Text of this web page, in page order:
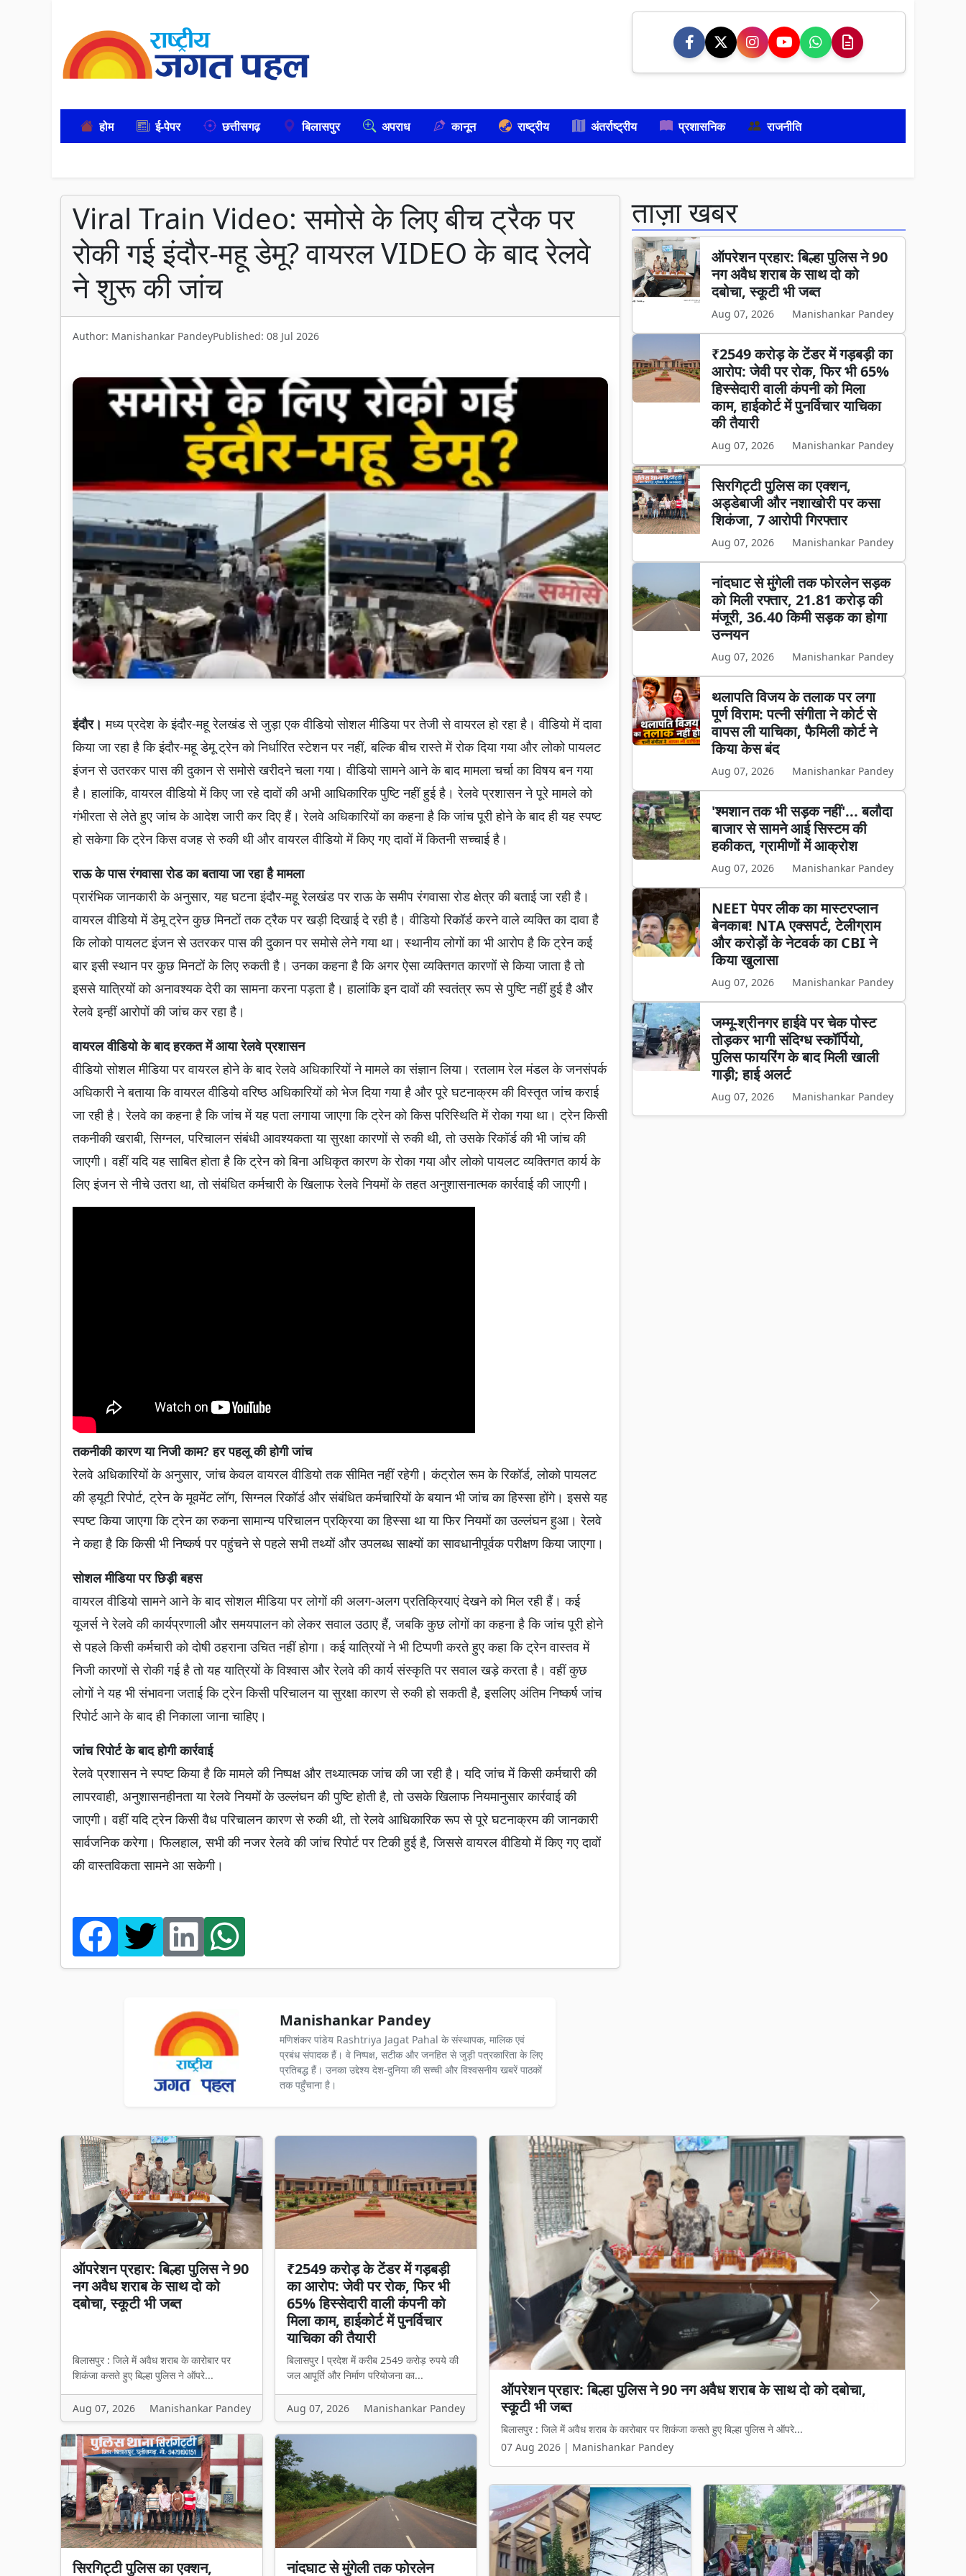
होम ई-पेपर छत्तीसगढ़ बिलासपुर अपराध कानून राष्ट्रीय अंतर्राष्ट्रीय प्रशासनिक राजनीति
Viral Train Video: समोसे के लिए बीच ट्रैक पर
रोकी गई इंदौर-महू डेमू? वायरल VIDEO के बाद रेलवे
ने शुरू की जांच
Author: Manishankar PandeyPublished: 08 Jul 2026
इंदौर। मध्य प्रदेश के इंदौर-महू रेलखंड से जुड़ा एक वीडियो सोशल मीडिया पर तेजी से वायरल हो रहा है। वीडियो में दावा
किया जा रहा है कि इंदौर-महू डेमू ट्रेन को निर्धारित स्टेशन पर नहीं, बल्कि बीच रास्ते में रोक दिया गया और लोको पायलट
इंजन से उतरकर पास की दुकान से समोसे खरीदने चला गया। वीडियो सामने आने के बाद मामला चर्चा का विषय बन गया
है। हालांकि, वायरल वीडियो में किए जा रहे दावों की अभी आधिकारिक पुष्टि नहीं हुई है। रेलवे प्रशासन ने पूरे मामले को
गंभीरता से लेते हुए जांच के आदेश जारी कर दिए हैं। रेलवे अधिकारियों का कहना है कि जांच पूरी होने के बाद ही यह स्पष्ट
हो सकेगा कि ट्रेन किस वजह से रुकी थी और वायरल वीडियो में किए गए दावों में कितनी सच्चाई है।
राऊ के पास रंगवासा रोड का बताया जा रहा है मामला
प्रारंभिक जानकारी के अनुसार, यह घटना इंदौर-महू रेलखंड पर राऊ के समीप रंगवासा रोड क्षेत्र की बताई जा रही है।
वायरल वीडियो में डेमू ट्रेन कुछ मिनटों तक ट्रैक पर खड़ी दिखाई दे रही है। वीडियो रिकॉर्ड करने वाले व्यक्ति का दावा है
कि लोको पायलट इंजन से उतरकर पास की दुकान पर समोसे लेने गया था। स्थानीय लोगों का भी आरोप है कि ट्रेन कई
बार इसी स्थान पर कुछ मिनटों के लिए रुकती है। उनका कहना है कि अगर ऐसा व्यक्तिगत कारणों से किया जाता है तो
इससे यात्रियों को अनावश्यक देरी का सामना करना पड़ता है। हालांकि इन दावों की स्वतंत्र रूप से पुष्टि नहीं हुई है और
रेलवे इन्हीं आरोपों की जांच कर रहा है।
वायरल वीडियो के बाद हरकत में आया रेलवे प्रशासन
वीडियो सोशल मीडिया पर वायरल होने के बाद रेलवे अधिकारियों ने मामले का संज्ञान लिया। रतलाम रेल मंडल के जनसंपर्क
अधिकारी ने बताया कि वायरल वीडियो वरिष्ठ अधिकारियों को भेज दिया गया है और पूरे घटनाक्रम की विस्तृत जांच कराई
जा रही है। रेलवे का कहना है कि जांच में यह पता लगाया जाएगा कि ट्रेन को किस परिस्थिति में रोका गया था। ट्रेन किसी
तकनीकी खराबी, सिग्नल, परिचालन संबंधी आवश्यकता या सुरक्षा कारणों से रुकी थी, तो उसके रिकॉर्ड की भी जांच की
जाएगी। वहीं यदि यह साबित होता है कि ट्रेन को बिना अधिकृत कारण के रोका गया और लोको पायलट व्यक्तिगत कार्य के
लिए इंजन से नीचे उतरा था, तो संबंधित कर्मचारी के खिलाफ रेलवे नियमों के तहत अनुशासनात्मक कार्रवाई की जाएगी।
तकनीकी कारण या निजी काम? हर पहलू की होगी जांच
रेलवे अधिकारियों के अनुसार, जांच केवल वायरल वीडियो तक सीमित नहीं रहेगी। कंट्रोल रूम के रिकॉर्ड, लोको पायलट
की ड्यूटी रिपोर्ट, ट्रेन के मूवमेंट लॉग, सिग्नल रिकॉर्ड और संबंधित कर्मचारियों के बयान भी जांच का हिस्सा होंगे। इससे यह
स्पष्ट किया जाएगा कि ट्रेन का रुकना सामान्य परिचालन प्रक्रिया का हिस्सा था या फिर नियमों का उल्लंघन हुआ। रेलवे
ने कहा है कि किसी भी निष्कर्ष पर पहुंचने से पहले सभी तथ्यों और उपलब्ध साक्ष्यों का सावधानीपूर्वक परीक्षण किया जाएगा।
सोशल मीडिया पर छिड़ी बहस
वायरल वीडियो सामने आने के बाद सोशल मीडिया पर लोगों की अलग-अलग प्रतिक्रियाएं देखने को मिल रही हैं। कई
यूजर्स ने रेलवे की कार्यप्रणाली और समयपालन को लेकर सवाल उठाए हैं, जबकि कुछ लोगों का कहना है कि जांच पूरी होने
से पहले किसी कर्मचारी को दोषी ठहराना उचित नहीं होगा। कई यात्रियों ने भी टिप्पणी करते हुए कहा कि ट्रेन वास्तव में
निजी कारणों से रोकी गई है तो यह यात्रियों के विश्वास और रेलवे की कार्य संस्कृति पर सवाल खड़े करता है। वहीं कुछ
लोगों ने यह भी संभावना जताई कि ट्रेन किसी परिचालन या सुरक्षा कारण से रुकी हो सकती है, इसलिए अंतिम निष्कर्ष जांच
रिपोर्ट आने के बाद ही निकाला जाना चाहिए।
जांच रिपोर्ट के बाद होगी कार्रवाई
रेलवे प्रशासन ने स्पष्ट किया है कि मामले की निष्पक्ष और तथ्यात्मक जांच की जा रही है। यदि जांच में किसी कर्मचारी की
लापरवाही, अनुशासनहीनता या रेलवे नियमों के उल्लंघन की पुष्टि होती है, तो उसके खिलाफ नियमानुसार कार्रवाई की
जाएगी। वहीं यदि ट्रेन किसी वैध परिचालन कारण से रुकी थी, तो रेलवे आधिकारिक रूप से पूरे घटनाक्रम की जानकारी
सार्वजनिक करेगा। फिलहाल, सभी की नजर रेलवे की जांच रिपोर्ट पर टिकी हुई है, जिससे वायरल वीडियो में किए गए दावों
की वास्तविकता सामने आ सकेगी।
Manishankar Pandey
मणिशंकर पांडेय Rashtriya Jagat Pahal के संस्थापक, मालिक एवं
प्रबंध संपादक हैं। वे निष्पक्ष, सटीक और जनहित से जुड़ी पत्रकारिता के लिए
प्रतिबद्ध हैं। उनका उद्देश्य देश-दुनिया की सच्ची और विश्वसनीय खबरें पाठकों
तक पहुँचाना है।
ताज़ा खबर
ऑपरेशन प्रहार: बिल्हा पुलिस ने 90
नग अवैध शराब के साथ दो को
दबोचा, स्कूटी भी जब्त
Aug 07, 2026 Manishankar Pandey
₹2549 करोड़ के टेंडर में गड़बड़ी का
आरोप: जेवी पर रोक, फिर भी 65%
हिस्सेदारी वाली कंपनी को मिला
काम, हाईकोर्ट में पुनर्विचार याचिका
की तैयारी
Aug 07, 2026 Manishankar Pandey
सिरगिट्टी पुलिस का एक्शन,
अड्डेबाजी और नशाखोरी पर कसा
शिकंजा, 7 आरोपी गिरफ्तार
Aug 07, 2026 Manishankar Pandey
नांदघाट से मुंगेली तक फोरलेन सड़क
को मिली रफ्तार, 21.81 करोड़ की
मंजूरी, 36.40 किमी सड़क का होगा
उन्नयन
Aug 07, 2026 Manishankar Pandey
थलापति विजय के तलाक पर लगा
पूर्ण विराम: पत्नी संगीता ने कोर्ट से
वापस ली याचिका, फैमिली कोर्ट ने
किया केस बंद
Aug 07, 2026 Manishankar Pandey
'श्मशान तक भी सड़क नहीं'... बलौदा
बाजार से सामने आई सिस्टम की
हकीकत, ग्रामीणों में आक्रोश
Aug 07, 2026 Manishankar Pandey
NEET पेपर लीक का मास्टरप्लान
बेनकाब! NTA एक्सपर्ट, टेलीग्राम
और करोड़ों के नेटवर्क का CBI ने
किया खुलासा
Aug 07, 2026 Manishankar Pandey
जम्मू-श्रीनगर हाईवे पर चेक पोस्ट
तोड़कर भागी संदिग्ध स्कॉर्पियो,
पुलिस फायरिंग के बाद मिली खाली
गाड़ी; हाई अलर्ट
Aug 07, 2026 Manishankar Pandey
ऑपरेशन प्रहार: बिल्हा पुलिस ने 90
नग अवैध शराब के साथ दो को
दबोचा, स्कूटी भी जब्त
बिलासपुर : जिले में अवैध शराब के कारोबार पर
शिकंजा कसते हुए बिल्हा पुलिस ने ऑपरे...
Aug 07, 2026 Manishankar Pandey
₹2549 करोड़ के टेंडर में गड़बड़ी
का आरोप: जेवी पर रोक, फिर भी
65% हिस्सेदारी वाली कंपनी को
मिला काम, हाईकोर्ट में पुनर्विचार
याचिका की तैयारी
बिलासपुर l प्रदेश में करीब 2549 करोड़ रुपये की
जल आपूर्ति और निर्माण परियोजना का...
Aug 07, 2026 Manishankar Pandey
सिरगिट्टी पुलिस का एक्शन,
नांदघाट से मुंगेली तक फोरलेन
₹2549 करोड़ के टेंडर में गड़बड़ी का आरोप: जेवी पर रोक, फिर भी 65%
हिस्सेदारी वाली कंपनी को मिला काम, हाईकोर्ट में पुनर्विचार याचिका की तैयारी
बिलासपुर l प्रदेश में करीब 2549 करोड़ रुपये की जल आपूर्ति और निर्माण परियोजना का...
07 Aug 2026 | Manishankar Pandey
Previous Next